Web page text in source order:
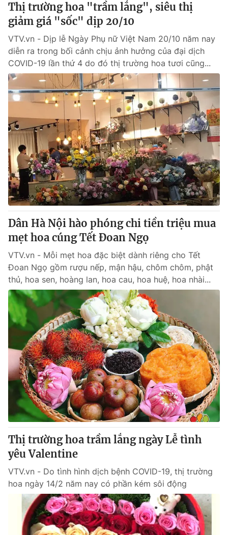
Thị trường hoa "trầm lắng", siêu thị
giảm giá "sốc" dịp 20/10
VTV.vn - Dịp lễ Ngày Phụ nữ Việt Nam 20/10 năm nay
diễn ra trong bối cảnh chịu ảnh hưởng của đại dịch
COVID-19 lần thứ 4 do đó thị trường hoa tươi cũng...
Dân Hà Nội hào phóng chi tiền triệu mua
mẹt hoa cúng Tết Đoan Ngọ
VTV.vn - Mỗi mẹt hoa đặc biệt dành riêng cho Tết
Đoan Ngọ gồm rượu nếp, mận hậu, chôm chôm, phật
thủ, hoa sen, hoàng lan, hoa cau, hoa huệ, hoa nhài...
Thị trường hoa trầm lắng ngày Lễ tình
yêu Valentine
VTV.vn - Do tình hình dịch bệnh COVID-19, thị trường
hoa ngày 14/2 năm nay có phần kém sôi động